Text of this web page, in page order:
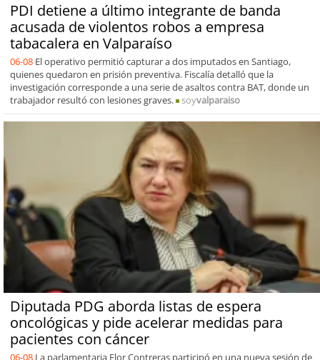
PDI detiene a último integrante de banda
acusada de violentos robos a empresa
tabacalera en Valparaíso
06-08 El operativo permitió capturar a dos imputados en Santiago,
quienes quedaron en prisión preventiva. Fiscalía detalló que la
investigación corresponde a una serie de asaltos contra BAT, donde un
trabajador resultó con lesiones graves.
soyvalparaiso
Diputada PDG aborda listas de espera
oncológicas y pide acelerar medidas para
pacientes con cáncer
06-08 La parlamentaria Flor Contreras participó en una nueva sesión de